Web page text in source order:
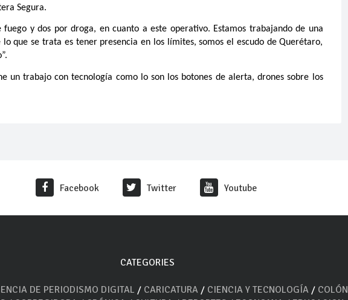
Segura.
y dos por droga, en cuanto a este operativo. Estamos trabajando de una
que se trata es tener presencia en los límites, somos el escudo de Querétaro,
un trabajo con tecnología como lo son los botones de alerta, drones sobre los
Facebook Twitter Youtube
CATEGORIES
DE PERIODISMO DIGITAL / CARICATURA / CIENCIA Y TECNOLOGÍA / COLÓN